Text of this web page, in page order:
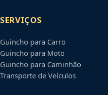
SERVIÇOS
Guincho para Carro
Guincho para Moto
Guincho para Caminhão
Transporte de Veículos